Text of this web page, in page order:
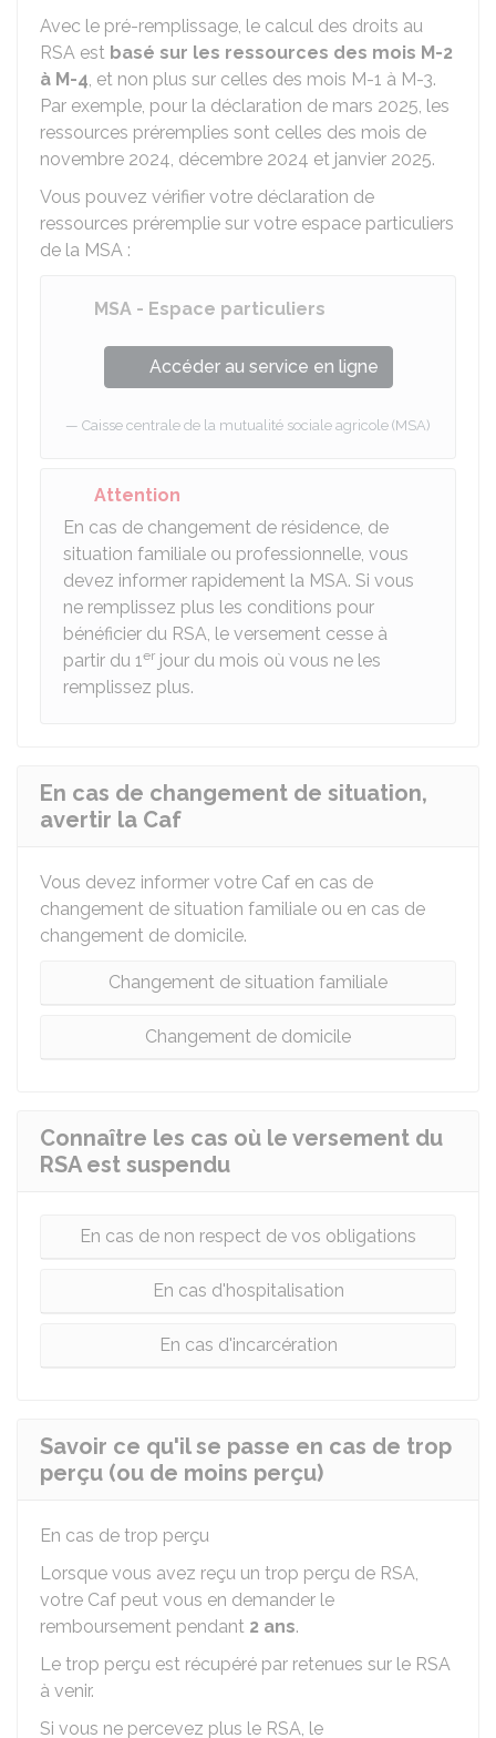
Avec le pré-remplissage, le calcul des droits au
RSA est basé sur les ressources des mois M-2
à M-4, et non plus sur celles des mois M-1 à M-3.
Par exemple, pour la déclaration de mars 2025, les
ressources préremplies sont celles des mois de
novembre 2024, décembre 2024 et janvier 2025.
Vous pouvez vérifier votre déclaration de
ressources préremplie sur votre espace particuliers
de la MSA :
MSA - Espace particuliers
Accéder au service en ligne
Caisse centrale de la mutualité sociale agricole (MSA)
Attention
En cas de changement de résidence, de
situation familiale ou professionnelle, vous
devez informer rapidement la MSA. Si vous
ne remplissez plus les conditions pour
bénéficier du RSA, le versement cesse à
partir du 1er jour du mois où vous ne les
remplissez plus.
En cas de changement de situation,
avertir la Caf
Vous devez informer votre Caf en cas de
changement de situation familiale ou en cas de
changement de domicile.
Changement de situation familiale
Changement de domicile
Connaître les cas où le versement du
RSA est suspendu
En cas de non respect de vos obligations
En cas d'hospitalisation
En cas d'incarcération
Savoir ce qu'il se passe en cas de trop
perçu (ou de moins perçu)
En cas de trop perçu
Lorsque vous avez reçu un trop perçu de RSA,
votre Caf peut vous en demander le
remboursement pendant 2 ans.
Le trop perçu est récupéré par retenues sur le RSA
à venir.
Si vous ne percevez plus le RSA, le